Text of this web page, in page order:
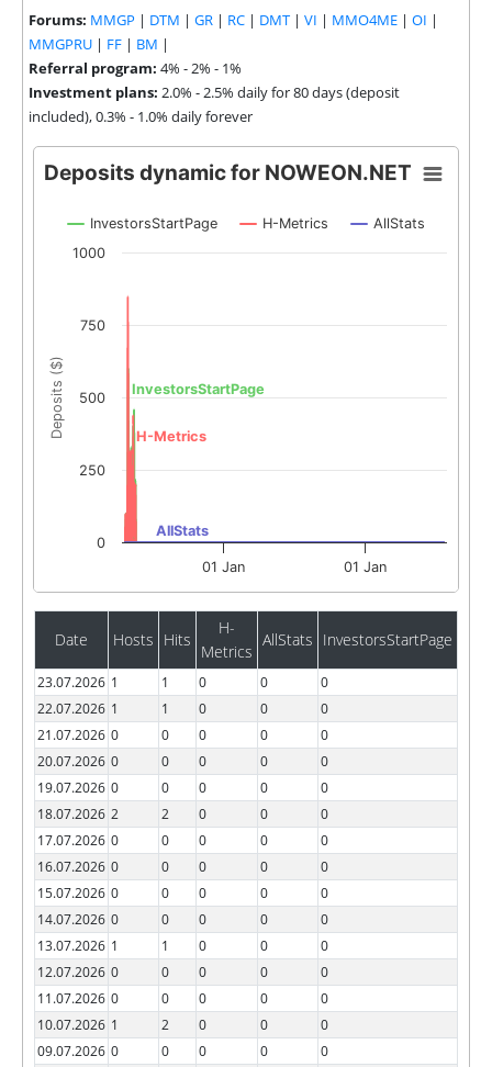
Forums: MMGP | DTM | GR | RC | DMT | VI | MMO4ME | OI |
MMGPRU | FF | BM |
Referral program: 4% - 2% - 1%
Investment plans: 2.0% - 2.5% daily for 80 days (deposit
included), 0.3% - 1.0% daily forever
Deposits ($) InvestorsStartPage
H-Metrics
AllStats
Deposits dynamic for NOWEON.NET
InvestorsStartPage H-Metrics AllStats
01 Jan 01 Jan
0
250
500
750
1000
Date Hosts Hits
H-
Metrics
AllStats InvestorsStartPage
23.07.2026 1 1 0 0
0
22.07.2026 1 1 0 0
0
21.07.2026 0 0 0 0
0
20.07.2026 0 0 0 0
0
19.07.2026 0 0 0 0
0
18.07.2026 2 2 0 0
0
17.07.2026 0 0 0 0
0
16.07.2026 0 0 0 0
0
15.07.2026 0 0 0 0
0
14.07.2026 0 0 0 0
0
13.07.2026 1 1 0 0
0
12.07.2026 0 0 0 0
0
11.07.2026 0 0 0 0
0
10.07.2026 1 2 0 0
0
09.07.2026 0 0 0 0
0